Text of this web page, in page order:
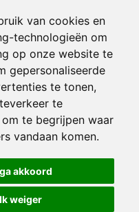
van cookies en
technologieën om
op onze website te
gepersonaliseerde
te tonen,
te
om te begrijpen waar
vandaan komen.
akkoord
Ik weiger
Website door FalcoTravel
met